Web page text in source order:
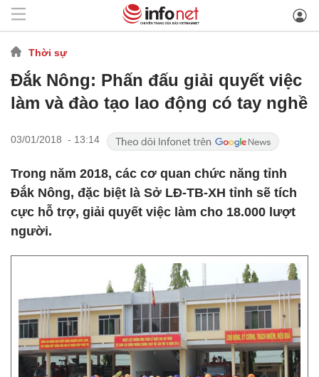
Thời sự
Đắk Nông: Phấn đấu giải quyết việc
làm và đào tạo lao động có tay nghề
03/01/2018 - 13:14
Trong năm 2018, các cơ quan chức năng tỉnh
Đắk Nông, đặc biệt là Sở LĐ-TB-XH tỉnh sẽ tích
cực hỗ trợ, giải quyết việc làm cho 18.000 lượt
người.